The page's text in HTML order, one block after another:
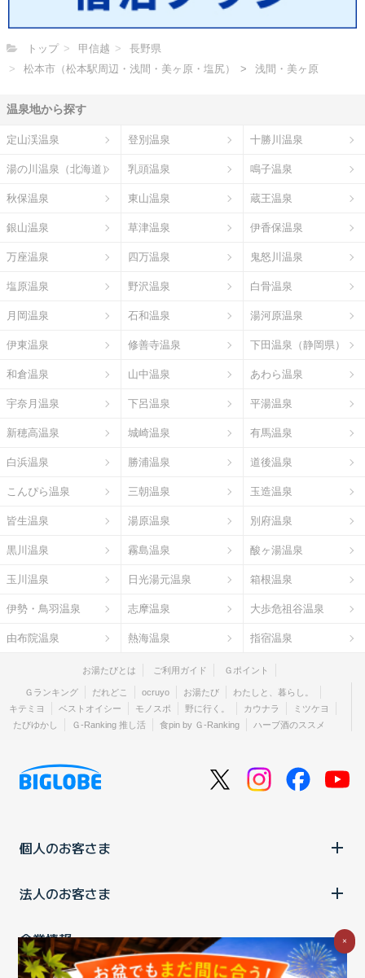
トップ 甲信越
長野県
松本市（松本駅周辺・浅間・美ヶ原・塩尻）
浅間・美ヶ原
温泉地から探す
定山渓温泉 登別温泉 十勝川温泉
湯の川温泉（北海道） 乳頭温泉 鳴子温泉
秋保温泉 東山温泉 蔵王温泉
銀山温泉 草津温泉 伊香保温泉
万座温泉 四万温泉 鬼怒川温泉
塩原温泉 野沢温泉 白骨温泉
月岡温泉 石和温泉 湯河原温泉
伊東温泉 修善寺温泉 下田温泉（静岡県）
和倉温泉 山中温泉 あわら温泉
宇奈月温泉 下呂温泉 平湯温泉
新穂高温泉 城崎温泉 有馬温泉
白浜温泉 勝浦温泉 道後温泉
こんぴら温泉 三朝温泉 玉造温泉
皆生温泉 湯原温泉 別府温泉
黒川温泉 霧島温泉 酸ヶ湯温泉
玉川温泉 日光湯元温泉 箱根温泉
伊勢・鳥羽温泉 志摩温泉 大歩危祖谷温泉
由布院温泉 熱海温泉 指宿温泉
お湯たびとは ご利用ガイド Ｇポイント
Ｇランキング だれどこ ocruyo お湯たび
わたしと、暮らし。
キテミヨ
ベストオイシー モノスポ 野に行く。 カウナラ
ミツケヨ
たびゆかし
Ｇ-Ranking 推し活 食pin by Ｇ-Ranking ハーブ酒のススメ
個人のお客さま
法人のお客さま
企業情報 ×